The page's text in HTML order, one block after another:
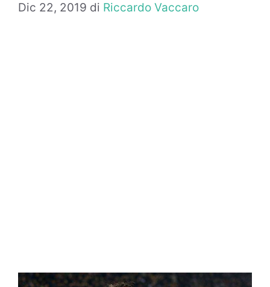
Dic 22, 2019 di Riccardo Vaccaro